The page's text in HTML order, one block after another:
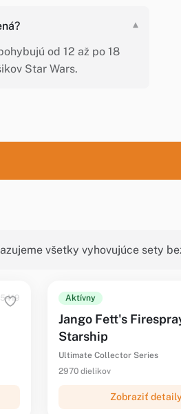
▾
od 12 až po 18
Star Wars.
všetky vyhovujúce sety
Aktívny
Jango Fett's
Starship
Ultimate Collector Series
2970 dielikov
Zobraziť detaily